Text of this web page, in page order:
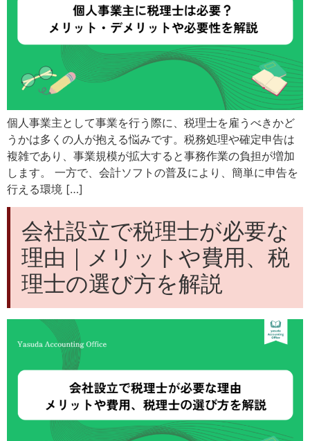
個人事業主として事業を行う際に、税理士を雇うべきかど
うかは多くの人が抱える悩みです。税務処理や確定申告は
複雑であり、事業規模が拡大すると事務作業の負担が増加
します。 一方で、会計ソフトの普及により、簡単に申告を
行える環境 […]
会社設立で税理士が必要な
理由｜メリットや費用、税
理士の選び方を解説